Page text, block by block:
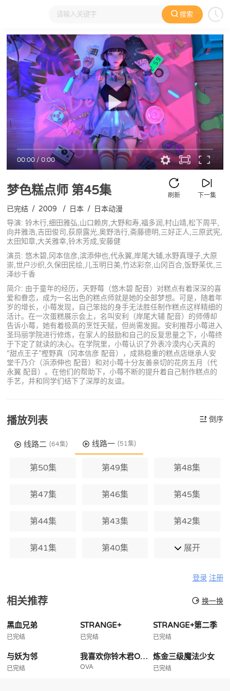
搜索
大家在看 日本动漫 国产动漫 欧美动漫 动漫电影
00:00/0:00
梦色糕点师 第45集 下一集
刷新
已完结 / 2009 / 日本 / 日本动漫
导演: 铃木行,细田雅弘,山口赖房,大野和寿,福多润,村山靖,松下周平,
向井雅浩,吉田俊司,荻原露光,奥野浩行,斋藤德明,三好正人,三原武宪,
太田知章,大关雅幸,铃木芳成,安藤健
演员: 悠木碧,冈本信彦,滨添伸也,代永翼,岸尾大辅,水野真理子,大原
崇,世户沙织,久保田民绘,儿玉明日美,竹达彩奈,山冈百合,饭野茉优,三
泽纱千香
简介: 由于童年的经历，天野莓（悠木碧 配音）对糕点有着深深的喜
爱和眷恋，成为一名出色的糕点师就是她的全部梦想。可是，随着年
岁的增长，小莓发现，自己笨拙的身手无法胜任制作糕点这样精细的
活计。在一次蛋糕展示会上，名叫安利（岸尾大辅 配音）的师傅却
告诉小莓，她有着极高的烹饪天赋，但尚需发掘。安利推荐小莓进入
圣玛丽学院进行修炼，在家人的鼓励和自己的反复思量之下，小莓终
于下定了就读的决心。在学院里，小莓认识了外表冷漠内心天真的
“甜点王子”樫野真（冈本信彦 配音），成熟稳重的糕点店继承人安
堂千乃介（浜添伸也 配音）和对小莓十分友善亲切的花房五月（代
永翼 配音）。在他们的帮助下，小莓不断的提升着自己制作糕点的
手艺，并和同学们结下了深厚的友谊。
播放列表 倒序
线路二 (64集) 线路一 (51集)
第50集 第49集 第48集
第47集 第46集 第45集
第44集 第43集 第42集
第41集 第40集 展开
登录 注册
相关推荐 换一换
黑血兄弟
已完结
STRANGE+
已完结
STRANGE+第二季
已完结
与妖为邻
已完结
我喜欢你铃木君OVA
OVA
炼金三级魔法少女
已完结